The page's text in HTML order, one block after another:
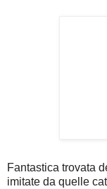
Fantastica trovata
imitate da quelle